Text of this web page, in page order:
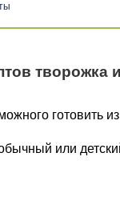
творожка
готовить
или